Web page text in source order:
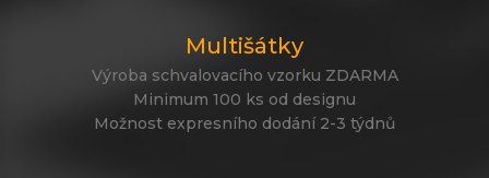
Multišátky
Výroba schvalovacího vzorku ZDARMA
Minimum 100 ks od designu
Možnost expresního dodání 2-3 týdnů